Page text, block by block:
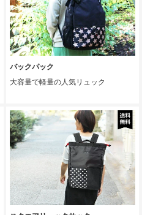
バックパック
大容量で軽量の人気リュック